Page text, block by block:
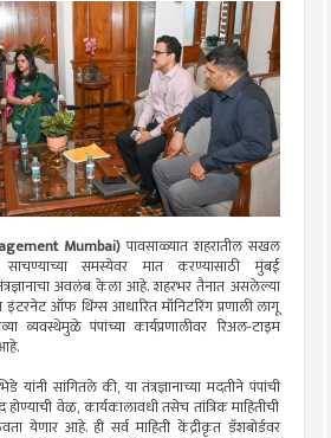
Mumbai)पावसाळ्यात शहरातील सखल
साचण्याच्या समस्येवर मात करण्यासाठी मुंबई
अवलंब केला आहे. शहरभर तैनात असलेल्या
इंटरनेट ऑफ थिंग्स आधारित मॉनिटरिंग प्रणाली लागू
व्यवस्थेमुळे पंपांच्या कार्यप्रणालीवर रिअल-टाइम
यांनी सांगितले की, या तंत्रज्ञानाच्या मदतीने पंपांची
वेळ, कार्यकालावधी तसेच तांत्रिक माहितीची
येणार आहे. ही सर्व माहिती केंद्रीकृत डॅशबोर्डवर